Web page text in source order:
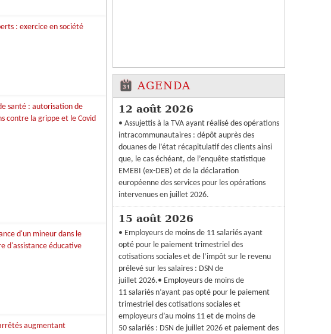
AGENDA
12 août 2026
• Assujettis à la TVA ayant réalisé des opérations
intracommunautaires : dépôt auprès des
douanes de l’état récapitulatif des clients ainsi
que, le cas échéant, de l’enquête statistique
EMEBI (ex-DEB) et de la déclaration
européenne des services pour les opérations
intervenues en juillet 2026.
15 août 2026
• Employeurs de moins de 11 salariés ayant
opté pour le paiement trimestriel des
cotisations sociales et de l’impôt sur le revenu
prélevé sur les salaires : DSN de
juillet 2026.• Employeurs de moins de
11 salariés n’ayant pas opté pour le paiement
trimestriel des cotisations sociales et
employeurs d’au moins 11 et de moins de
50 salariés : DSN de juillet 2026 et paiement des